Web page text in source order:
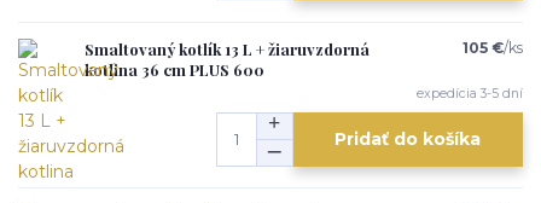
Smaltovaný kotlík 13 L + žiaruvzdorná
kotlina 36 cm PLUS 600
105 €/ks
expedícia 3-5 dní
Pridať do košíka